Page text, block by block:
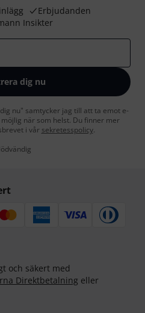
Erbjudanden
Insikter
dig nu
nu" samtycker jag till att ta emot e-
när som helst. Du finner mer
i vår sekretesspolicy.
och säkert med
Direktbetalning eller